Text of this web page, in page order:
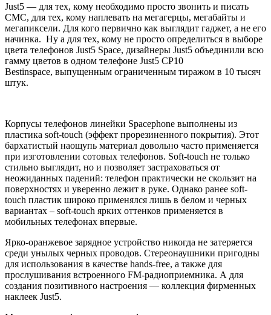
Just5 — для тех, кому необходимо просто звонить и писать
СМС, для тех, кому наплевать на мегагерцы, мегабайты и
мегапиксели. Для кого первично как выглядит гаджет, а не его
начинка. Ну а для тех, кому не просто определиться в выборе
цвета телефонов Just5 Space, дизайнеры Just5 объединили всю
гамму цветов в одном телефоне Just5 CP10
Bestinspace, выпущенным ограниченным тиражом в 10 тысяч
штук.
Корпусы телефонов линейки Spacephone выполнены из
пластика soft-touch (эффект прорезиненного покрытия). Этот
бархатистый наощупь материал довольно часто применяется
при изготовлении сотовых телефонов. Soft-touch не только
стильно выглядит, но и позволяет застраховаться от
неожиданных падений: телефон практически не скользит на
поверхностях и уверенно лежит в руке. Однако ранее soft-
touch пластик широко применялся лишь в белом и черных
вариантах – soft-touch ярких оттенков применяется в
мобильных телефонах впервые.
Ярко-оранжевое зарядное устройство никогда не затеряется
среди унылых черных проводов. Стереонаушники пригодны
для использования в качестве hands-free, а также для
прослушивания встроенного FM-радиоприемника. А для
создания позитивного настроения — коллекция фирменных
наклеек Just5.